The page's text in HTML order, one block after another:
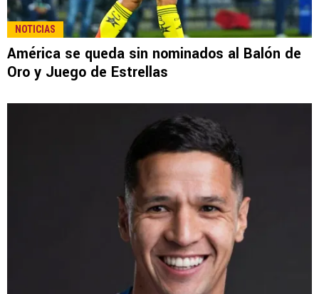
NOTICIAS
América se queda sin nominados al Balón de
Oro y Juego de Estrellas